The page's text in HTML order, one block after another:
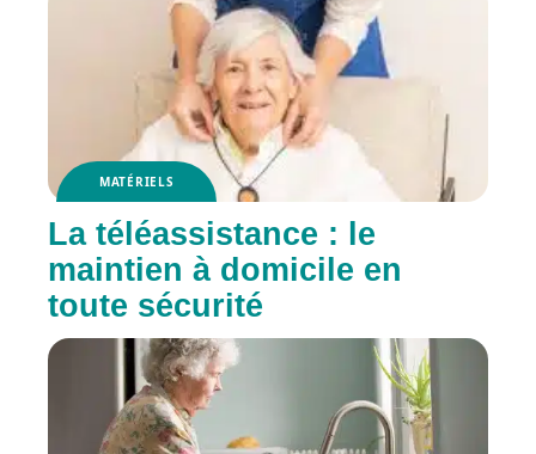
MATÉRIELS
La téléassistance : le
maintien à domicile en
toute sécurité